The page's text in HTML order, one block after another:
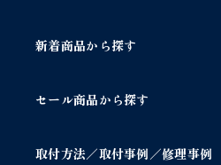
新着商品から探す
セール商品から探す
取付方法／取付事例／修理事例